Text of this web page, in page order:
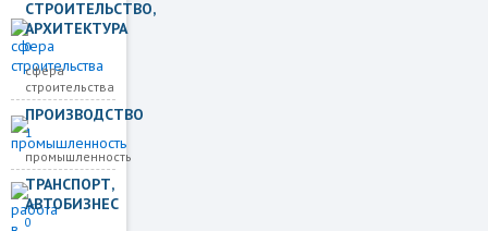
СТРОИТЕЛЬСТВО,
АРХИТЕКТУРА
0
сфера
строительства
ПРОИЗВОДСТВО
1
промышленность
ТРАНСПОРТ,
АВТОБИЗНЕС
0